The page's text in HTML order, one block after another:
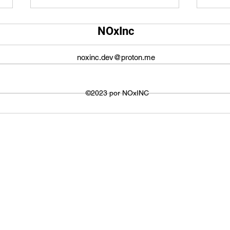
Qual é o tamanho da tela do
O tamanho da tela do YouTube
utilizada para visualizar os
O
de
NOxInc
noxinc.dev@proton.me
©2023 por NOxINC